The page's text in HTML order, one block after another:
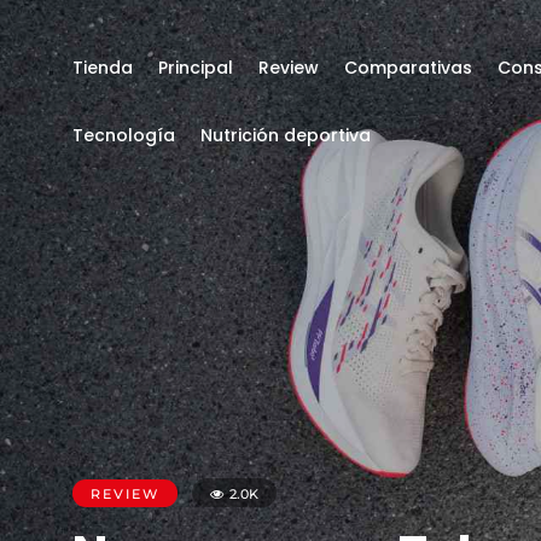
Tienda Principal Review Comparativas
Tecnología Nutrición deportiva
REVIEW 2.0K